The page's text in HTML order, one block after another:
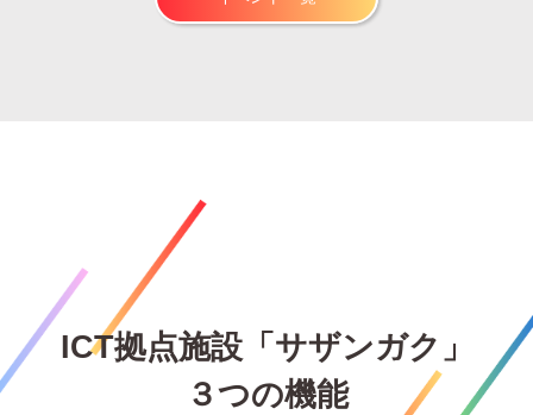
ICT拠点施設「サザンガク」
３つの機能